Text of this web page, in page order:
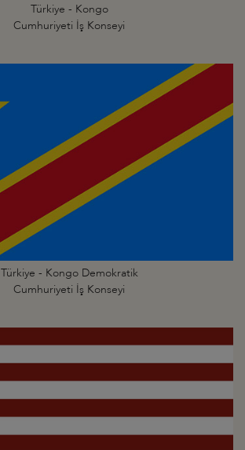
Türkiye - Kongo
Cumhuriyeti İş Konseyi
Türkiye - Kongo Demokratik
Cumhuriyeti İş Konseyi